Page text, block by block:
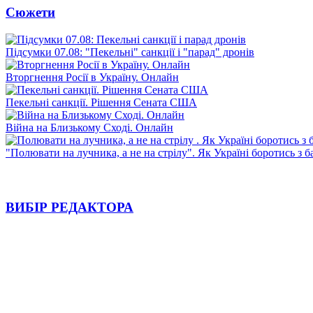
Сюжети
Підсумки 07.08: "Пекельні" санкції і "парад" дронів
Вторгнення Росії в Україну. Онлайн
Пекельні санкції. Рішення Сената США
Війна на Близькому Сході. Онлайн
"Полювати на лучника, а не на стрілу". Як Україні боротись з
ВИБІР РЕДАКТОРА